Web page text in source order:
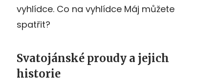
vyhlídce. Co na vyhlídce Máj můžete
spatřit?
Svatojánské proudy a jejich
historie